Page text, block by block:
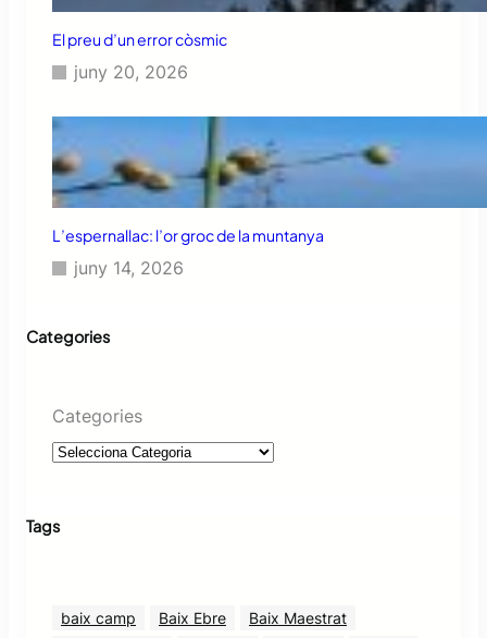
El preu d’un error còsmic
juny 20, 2026
L’espernallac: l’or groc de la muntanya
juny 14, 2026
Categories
Categories
Tags
baix camp Baix Ebre
Baix Maestrat